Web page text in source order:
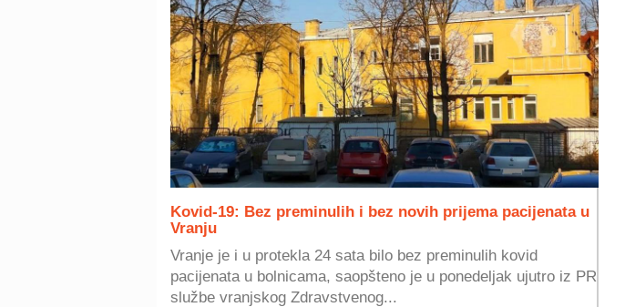
Kovid-19: Bez preminulih i bez novih prijema pacijenata u
Vranju
Vranje je i u protekla 24 sata bilo bez preminulih kovid
pacijenata u bolnicama, saopšteno je u ponedeljak ujutro iz PR
službe vranjskog Zdravstvenog...